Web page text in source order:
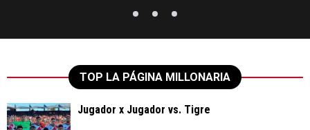
TOP LA PÁGINA MILLONARIA
Jugador x Jugador vs. Tigre